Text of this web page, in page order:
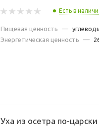
Есть в
Пищевая ценность —
Энергетическая ценность
—
Уха из осетра по-